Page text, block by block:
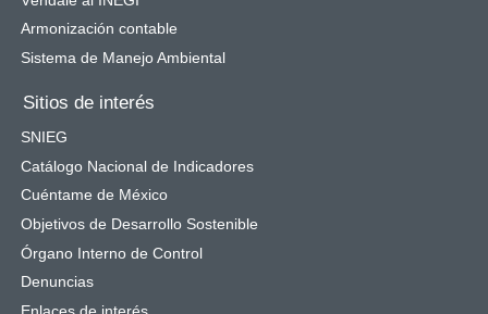
Armonización contable
Sistema de Manejo Ambiental
Sitios de interés
SNIEG
Catálogo Nacional de Indicadores
Cuéntame de México
Objetivos de Desarrollo Sostenible
Órgano Interno de Control
Denuncias